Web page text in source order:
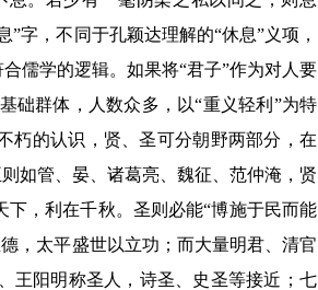
”字，不同于孔颖达理解的“休息”义项，
儒学的逻辑。如果将“君子”作为对人要
础群体，人数众多，以“重义轻利 ”为特
朽的认识，贤、圣可分朝野两部分，在
如管、晏、诸葛亮、魏征、范仲淹，贤
下，利在千秋。圣则必能“博施于民而能
，太平盛世以立功；而大量明君、清官
王阳明称圣人，诗圣、史圣等接近；七